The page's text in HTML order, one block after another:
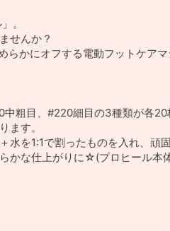
。
せんか？
かにオフする電動フットケアマ
粗目、#220細目の3種類が各20
ます。
＋水を1:1で割ったものを入れ、頑
かな仕上がりに☆(プロヒール本